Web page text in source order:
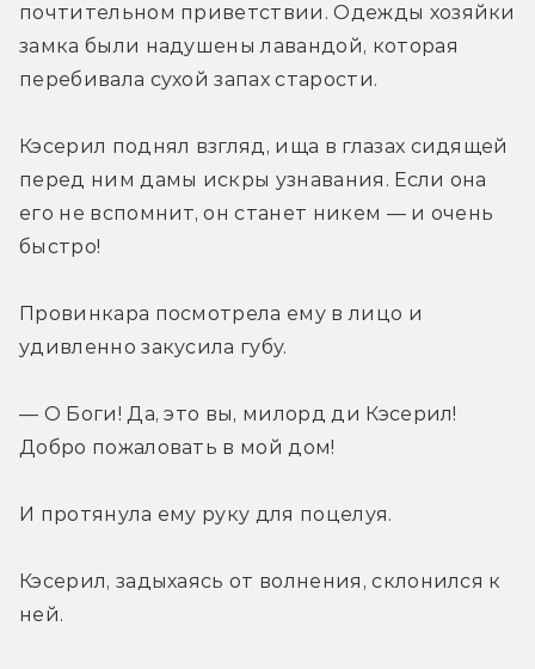
почтительном приветствии. Одежды хозяйки
замка были надушены лавандой, которая
перебивала сухой запах старости.
Кэсерил поднял взгляд, ища в глазах сидящей
перед ним дамы искры узнавания. Если она
его не вспомнит, он станет никем — и очень
быстро!
Провинкара посмотрела ему в лицо и
удивленно закусила губу.
— О Боги! Да, это вы, милорд ди Кэсерил!
Добро пожаловать в мой дом!
И протянула ему руку для поцелуя.
Кэсерил, задыхаясь от волнения, склонился к
ней.